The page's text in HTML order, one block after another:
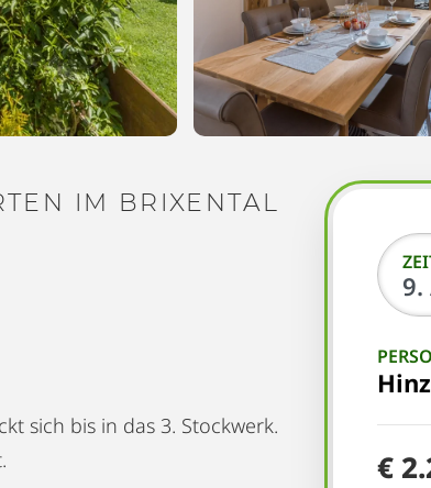
€
IM BRIXENTAL
sich bis in das 3. Stockwerk.